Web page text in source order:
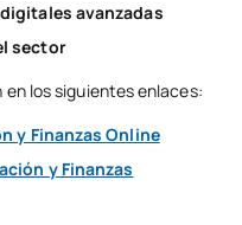
avanzadas
sector
los siguientes enlaces:
y Finanzas Online
y Finanzas